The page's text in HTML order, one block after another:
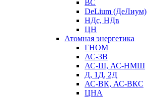
ВС
DeLium (ДеЛиум)
НДс, НДв
ЦН
Атомная энергетика
ГНОМ
АС-3В
АС-Ш, АС-НМШ
Д, 1Д, 2Д
АС-ВК, АС-ВКС
ЦНА